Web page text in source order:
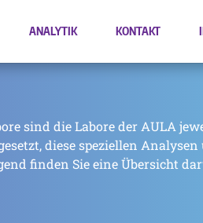
ANALYTIK KONTAKT
sind die Labore der AULA
diese speziellen
finden Sie eine Übersicht